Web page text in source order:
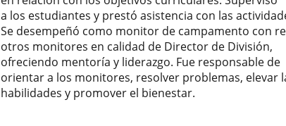
a los estudiantes y prestó asistencia con las
Se desempeñó como monitor de campamento con
otros monitores en calidad de Director de División,
ofreciendo mentoría y liderazgo. Fue responsable de
orientar a los monitores, resolver problemas,
habilidades y promover el bienestar.